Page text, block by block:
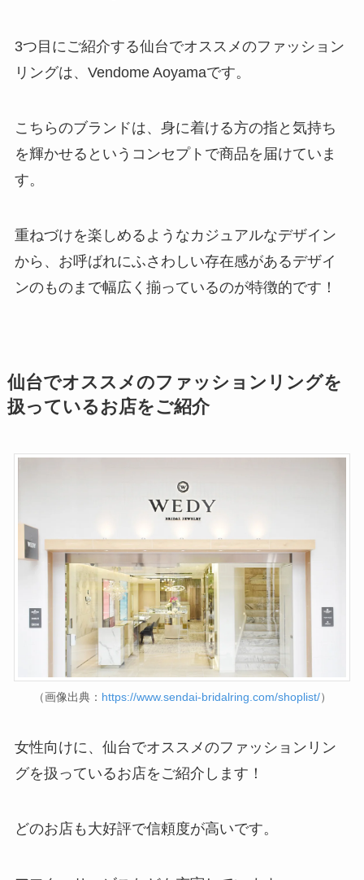
3つ目にご紹介する仙台でオススメのファッション
リングは、Vendome Aoyamaです。
こちらのブランドは、身に着ける方の指と気持ち
を輝かせるというコンセプトで商品を届けていま
す。
重ねづけを楽しめるようなカジュアルなデザイン
から、お呼ばれにふさわしい存在感があるデザイ
ンのものまで幅広く揃っているのが特徴的です！
仙台でオススメのファッションリングを
扱っているお店をご紹介
（画像出典： https://www.sendai-bridalring.com/shoplist/）
女性向けに、仙台でオススメのファッションリン
グを扱っているお店をご紹介します！
どのお店も大好評で信頼度が高いです。